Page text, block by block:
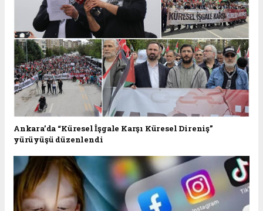
Ankara’da “Küresel İşgale Karşı Küresel Direniş”
yürüyüşü düzenlendi